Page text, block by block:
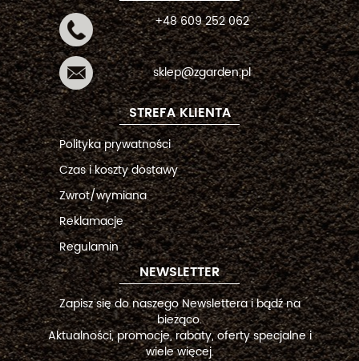
+48 609 252 062
sklep@zgarden.pl
STREFA KLIENTA
Polityka prywatności
Czas i koszty dostawy
Zwrot/wymiana
Reklamacje
Regulamin
NEWSLETTER
Zapisz się do naszego Newslettera i bądź na
bieżąco.
Aktualności, promocje, rabaty, oferty specjalne i
wiele więcej.